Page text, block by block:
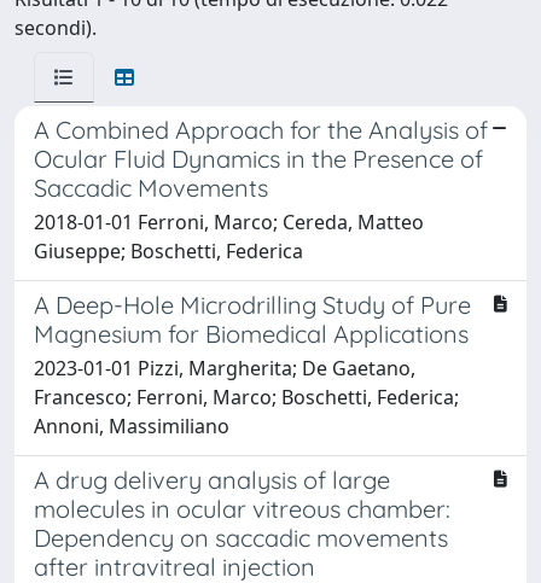
secondi).
A Combined Approach for the Analysis of
Ocular Fluid Dynamics in the Presence of
Saccadic Movements
2018-01-01 Ferroni, Marco; Cereda, Matteo
Giuseppe; Boschetti, Federica
A Deep-Hole Microdrilling Study of Pure
Magnesium for Biomedical Applications
2023-01-01 Pizzi, Margherita; De Gaetano,
Francesco; Ferroni, Marco; Boschetti, Federica;
Annoni, Massimiliano
A drug delivery analysis of large
molecules in ocular vitreous chamber:
Dependency on saccadic movements
after intravitreal injection